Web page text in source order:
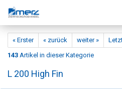
« Erster « zurück weiter »
143 Artikel in dieser Kategorie
L 200 High Fin